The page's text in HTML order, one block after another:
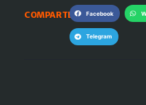
COMPARTE: Facebook
Telegram